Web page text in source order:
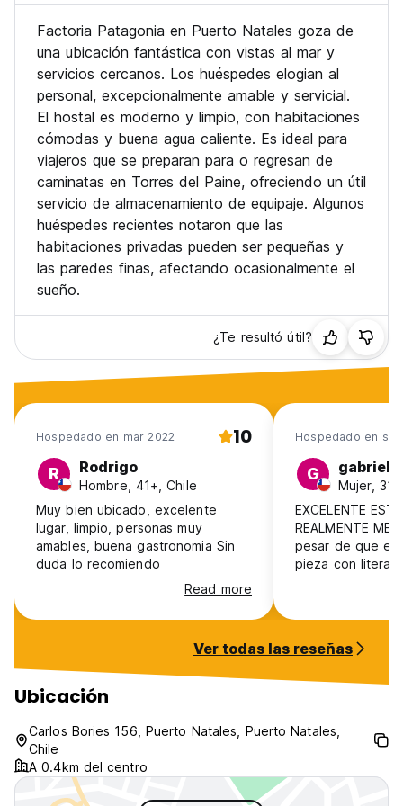
Factoria Patagonia en Puerto Natales goza de
una ubicación fantástica con vistas al mar y
servicios cercanos. Los huéspedes elogian al
personal, excepcionalmente amable y servicial.
El hostal es moderno y limpio, con habitaciones
cómodas y buena agua caliente. Es ideal para
viajeros que se preparan para o regresan de
caminatas en Torres del Paine, ofreciendo un útil
servicio de almacenamiento de equipaje. Algunos
huéspedes recientes notaron que las
habitaciones privadas pueden ser pequeñas y
las paredes finas, afectando ocasionalmente el
sueño.
¿Te resultó útil?
Hospedado en mar 2022 10
R Rodrigo
Hombre, 41+, Chile
Muy bien ubicado, excelente
lugar, limpio, personas muy
amables, buena gastronomia Sin
duda lo recomiendo
Read more
Hospedado en
G gabriela
Mujer,
EXCELENTE
REALMENTE ME
pesar de que
pieza con litera
bien! lo cual era
además los
ocuparas sólo
pasaron, quiero
próximo año a
hotel, para
Ver todas las reseñas
Ubicación
Carlos Bories 156, Puerto Natales, Puerto Natales,
Chile
A 0.4km del centro